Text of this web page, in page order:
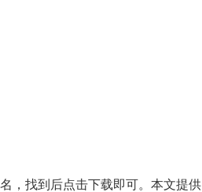
，找到后点击下载即可。本文提供